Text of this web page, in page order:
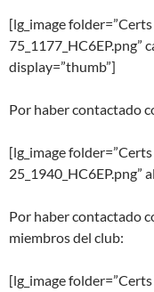
[lg_image
75_1177_HC6EP.png”
display=”thumb”]
Por haber contactado
[lg_image
25_1940_HC6EP.png”
Por haber contactado
miembros del club:
[lg_image